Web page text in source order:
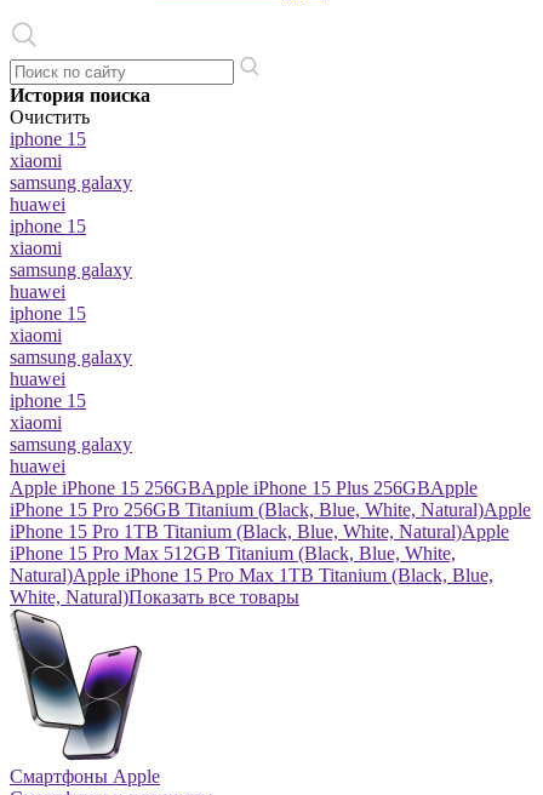
История поиска
Очистить
iphone 15
xiaomi
samsung galaxy
huawei
iphone 15
xiaomi
samsung galaxy
huawei
iphone 15
xiaomi
samsung galaxy
huawei
iphone 15
xiaomi
samsung galaxy
huawei
Apple iPhone 15 256GBApple iPhone 15 Plus 256GBApple
iPhone 15 Pro 256GB Titanium (Black, Blue, White, Natural)Apple
iPhone 15 Pro 1TB Titanium (Black, Blue, White, Natural)Apple
iPhone 15 Pro Max 512GB Titanium (Black, Blue, White,
Natural)Apple iPhone 15 Pro Max 1TB Titanium (Black, Blue,
White, Natural)Показать все товары
Смартфоны Apple